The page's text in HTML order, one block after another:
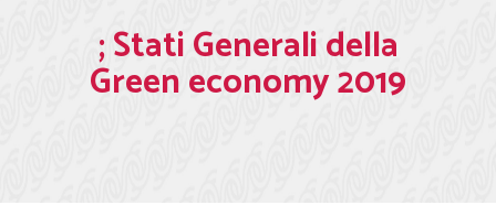
; Stati Generali della
Green economy 2019